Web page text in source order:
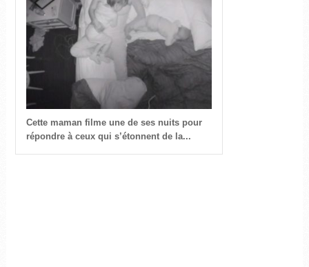
Cette maman filme une de ses nuits pour
répondre à ceux qui s’étonnent de la...